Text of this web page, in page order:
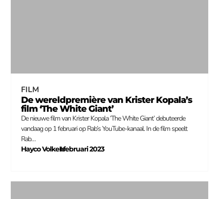
FILM
De wereldpremière van Krister Kopala’s
film ‘The White Giant’
De nieuwe film van Krister Kopala ‘The White Giant’ debuteerde
vandaag op 1 februari op Rab’s YouTube-kanaal. In de film speelt
Rab…
Hayco Volkers
–
1 februari 2023